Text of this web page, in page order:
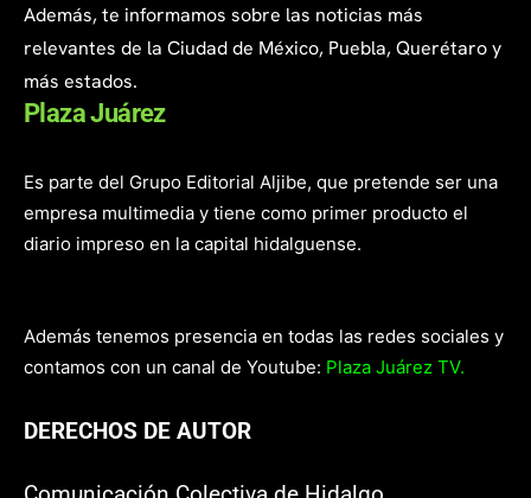
Además, te informamos sobre las noticias más
relevantes de la Ciudad de México, Puebla, Querétaro y
más estados.
Plaza Juárez
Es parte del Grupo Editorial Aljibe, que pretende ser una
empresa multimedia y tiene como primer producto el
diario impreso en la capital hidalguense.
Además tenemos presencia en todas las redes sociales y
contamos con un canal de Youtube: Plaza Juárez TV.
DERECHOS DE AUTOR